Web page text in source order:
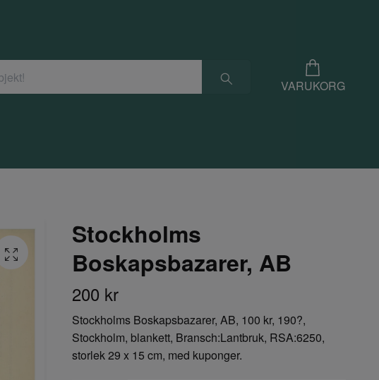
VARUKORG
Stockholms
Boskapsbazarer, AB
200 kr
Stockholms Boskapsbazarer, AB, 100 kr, 190?,
Stockholm, blankett, Bransch:Lantbruk, RSA:6250,
storlek 29 x 15 cm, med kuponger.